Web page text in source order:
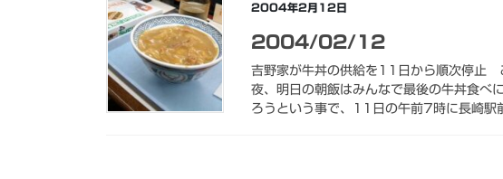
2004年2月12日
2004/02/12
吉野家が牛丼の供給を11日から順次停止
夜、明日の朝飯はみんなで最後の牛丼食べ
ろうという事で、11日の午前7時に長崎駅